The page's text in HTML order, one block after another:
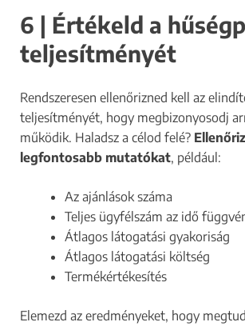
6 | Értékeld a
teljesítményét
Rendszeresen ellenőrizned kell az
teljesítményét, hogy megbizonyosodj
működik. Haladsz a célod felé?
legfontosabb mutatókat, például:
Az ajánlások száma
Teljes ügyfélszám az idő
Átlagos látogatási gyakoriság
Átlagos látogatási költség
Termékértékesítés
Elemezd az eredményeket, hogy